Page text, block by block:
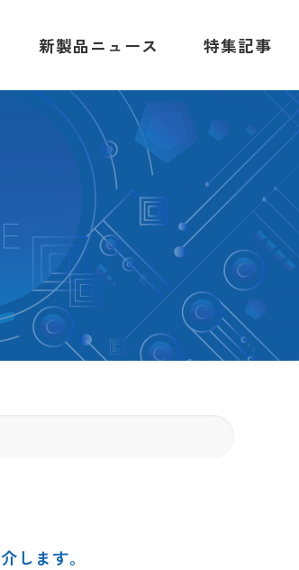
新製品ニュース 特集記事
します。